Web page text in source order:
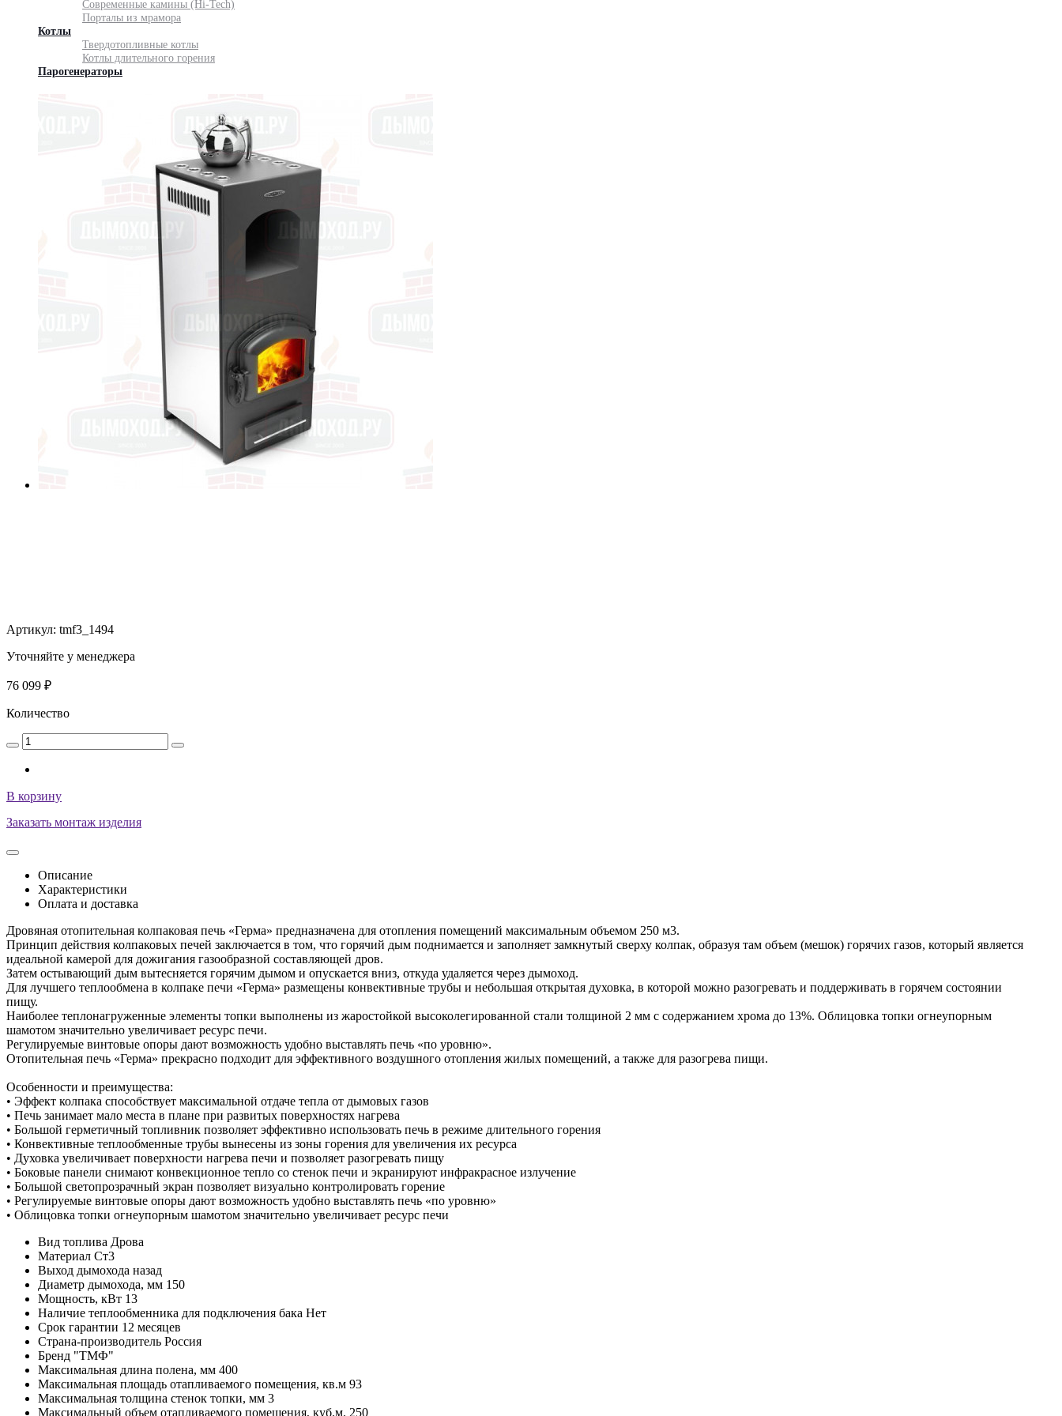
Современные камины (Hi-Tech)
Порталы из мрамора
Котлы
Твердотопливные котлы
Котлы длительного горения
Парогенераторы
Артикул: tmf3_1494
Уточняйте у менеджера
76 099 ₽
Количество
В корзину
Заказать монтаж изделия
Описание
Характеристики
Оплата и доставка
Дровяная отопительная колпаковая печь «Герма» предназначена для отопления помещений максимальным объемом 250 м3.
Принцип действия колпаковых печей заключается в том, что горячий дым поднимается и заполняет замкнутый сверху колпак, образуя там объем (мешок) горячих газов, который является
идеальной камерой для дожигания газообразной составляющей дров.
Затем остывающий дым вытесняется горячим дымом и опускается вниз, откуда удаляется через дымоход.
Для лучшего теплообмена в колпаке печи «Герма» размещены конвективные трубы и небольшая открытая духовка, в которой можно разогревать и поддерживать в горячем состоянии
пищу.
Наиболее теплонагруженные элементы топки выполнены из жаростойкой высоколегированной стали толщиной 2 мм с содержанием хрома до 13%. Облицовка топки огнеупорным
шамотом значительно увеличивает ресурс печи.
Регулируемые винтовые опоры дают возможность удобно выставлять печь «по уровню».
Отопительная печь «Герма» прекрасно подходит для эффективного воздушного отопления жилых помещений, а также для разогрева пищи.
Особенности и преимущества:
• Эффект колпака способствует максимальной отдаче тепла от дымовых газов
• Печь занимает мало места в плане при развитых поверхностях нагрева
• Большой герметичный топливник позволяет эффективно использовать печь в режиме длительного горения
• Конвективные теплообменные трубы вынесены из зоны горения для увеличения их ресурса
• Духовка увеличивает поверхности нагрева печи и позволяет разогревать пищу
• Боковые панели снимают конвекционное тепло со стенок печи и экранируют инфракрасное излучение
• Большой светопрозрачный экран позволяет визуально контролировать горение
• Регулируемые винтовые опоры дают возможность удобно выставлять печь «по уровню»
• Облицовка топки огнеупорным шамотом значительно увеличивает ресурс печи
Вид топлива Дрова
Материал Ст3
Выход дымохода назад
Диаметр дымохода, мм 150
Мощность, кВт 13
Наличие теплообменника для подключения бака Нет
Срок гарантии 12 месяцев
Страна-производитель Россия
Бренд "ТМФ"
Максимальная длина полена, мм 400
Максимальная площадь отапливаемого помещения, кв.м 93
Максимальная толщина стенок топки, мм 3
Максимальный объем отапливаемого помещения, куб.м. 250